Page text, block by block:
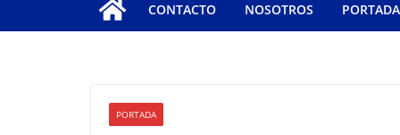
CONTACTO NOSOTROS PORTADA
PORTADA